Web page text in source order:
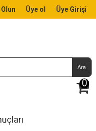
Üye ol Üye Girişi
Ara
0